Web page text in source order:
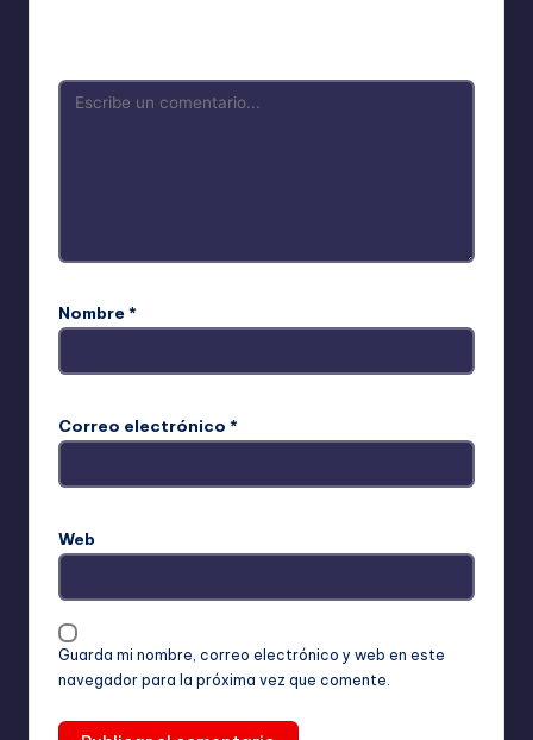
Nombre *
Correo electrónico *
Web
Guarda mi nombre, correo electrónico y web en este
navegador para la próxima vez que comente.